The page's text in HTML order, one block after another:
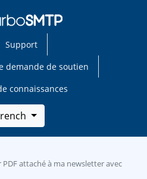
Support
demande de soutien
connaissances
attaché à ma newsletter avec